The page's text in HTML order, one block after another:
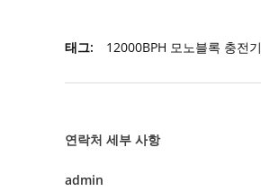
태그: 12000BPH 모노블록 충전기
연락처 세부 사항
admin